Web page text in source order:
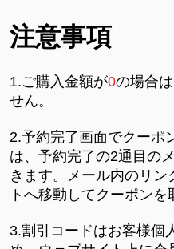
注意事項
1.ご購入金額が0の場合
せん。
2.予約完了画面でクーポ
は、予約完了の2通目の
きます。メール内のリン
トへ移動してクーポンを
3.割引コードはお客様個